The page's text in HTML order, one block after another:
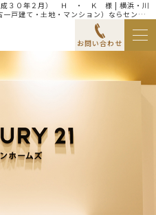
成３０年２月） Ｈ ・ Ｋ 様 | 横浜・川
戸建て・土地・マンション）ならセンチ
お問い合わせ